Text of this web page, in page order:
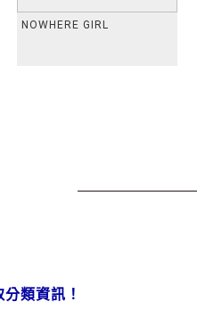
NOWHERE GIRL
類資訊！